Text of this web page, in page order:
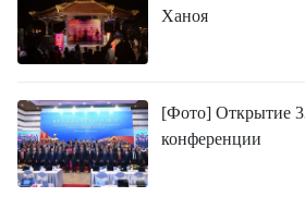
Ханоя
[Фото] Открытие
конференции